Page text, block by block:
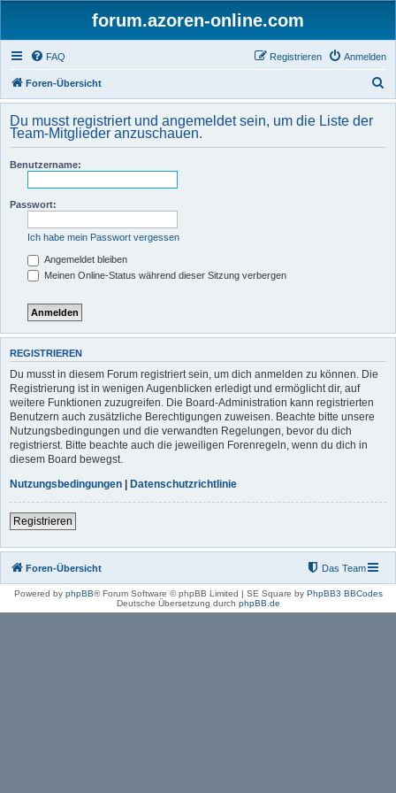
forum.azoren-online.com
FAQ Anmelden
Registrieren
Foren-Übersicht
u
h
Du musst registriert und angemeldet sein, um die Liste der
Team-Mitglieder anzuschauen.
Benutzername:
Passwort:
Ich habe mein Passwort vergessen
Angemeldet bleiben
Meinen Online-Status während dieser Sitzung verbergen
REGISTRIEREN
Du musst in diesem Forum registriert sein, um dich anmelden zu können. Die
Registrierung ist in wenigen Augenblicken erledigt und ermöglicht dir, auf
weitere Funktionen zuzugreifen. Die Board-Administration kann registrierten
Benutzern auch zusätzliche Berechtigungen zuweisen. Beachte bitte unsere
Nutzungsbedingungen und die verwandten Regelungen, bevor du dich
registrierst. Bitte beachte auch die jeweiligen Forenregeln, wenn du dich in
diesem Board bewegst.
Nutzungsbedingungen | Datenschutzrichtlinie
Registrieren
Foren-Übersicht Das Team
Powered by phpBB® Forum Software © phpBB Limited | SE Square by PhpBB3 BBCodes
Deutsche Übersetzung durch phpBB.de